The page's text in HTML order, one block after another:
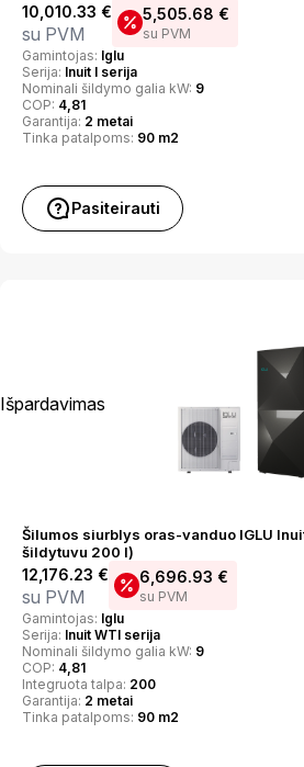
10,010.33 €
su PVM
5,505.68 €
su PVM
Gamintojas: Iglu
Serija: Inuit I serija
Nominali šildymo galia kW: 9
COP: 4,81
Garantija: 2 metai
Tinka patalpoms: 90 m2
Pasiteirauti
Išpardavimas
Šilumos siurblys oras-vanduo IGLU
šildytuvu 200 l)
12,176.23 €
su PVM
6,696.93 €
su PVM
Gamintojas: Iglu
Serija: Inuit WTI serija
Nominali šildymo galia kW: 9
COP: 4,81
Integruota talpa: 200
Garantija: 2 metai
Tinka patalpoms: 90 m2